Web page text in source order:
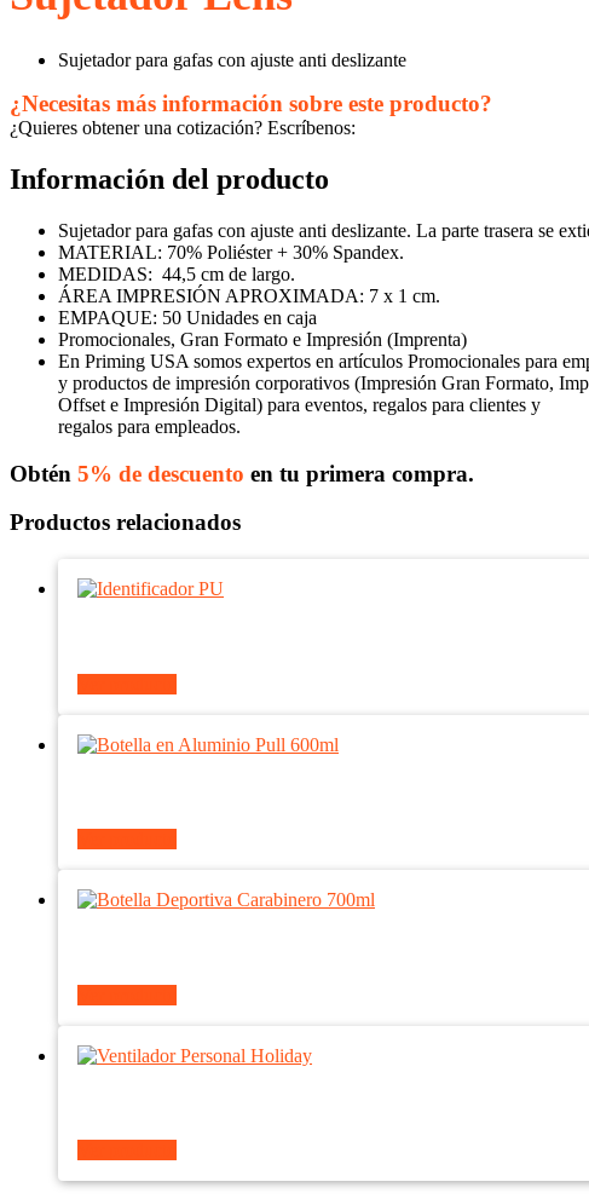
Sujetador para gafas con ajuste anti deslizante
¿Necesitas más información sobre este producto?
¿Quieres obtener una cotización? Escríbenos:
Información del producto
Sujetador para gafas con ajuste anti deslizante. La parte trasera se
MATERIAL: 70% Poliéster + 30% Spandex.
MEDIDAS: 44,5 cm de largo.
ÁREA IMPRESIÓN APROXIMADA: 7 x 1 cm.
EMPAQUE: 50 Unidades en caja
Promocionales, Gran Formato e Impresión (Imprenta)
En Priming USA somos expertos en artículos Promocionales para
y productos de impresión corporativos (Impresión Gran Formato,
Offset e Impresión Digital) para eventos, regalos para clientes y
regalos para empleados.
Obtén 5% de descuento en tu primera compra.
Productos relacionados